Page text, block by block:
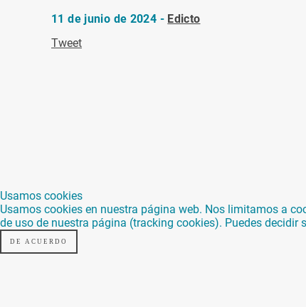
11 de junio de 2024 - Edicto
Tweet
Usamos cookies
Usamos cookies en nuestra página web. Nos limitamos a
de uso de nuestra página (tracking cookies). Puedes
DE ACUERDO